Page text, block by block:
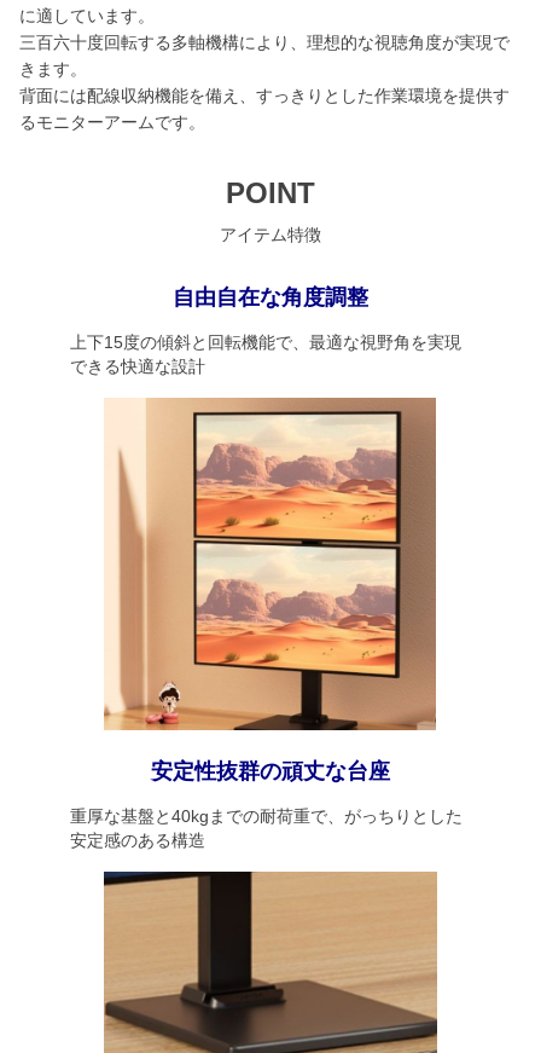
に適しています。
三百六十度回転する多軸機構により、理想的な視聴角度が実現で
きます。
背面には配線収納機能を備え、すっきりとした作業環境を提供す
るモニターアームです。
POINT
アイテム特徴
自由自在な角度調整
上下15度の傾斜と回転機能で、最適な視野角を実現
できる快適な設計
安定性抜群の頑丈な台座
重厚な基盤と40kgまでの耐荷重で、がっちりとした
安定感のある構造